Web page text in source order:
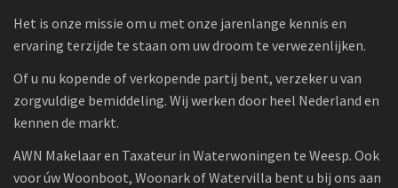
Het is onze missie om u met onze jarenlange kennis en
ervaring terzijde te staan om uw droom te verwezenlijken.
Of u nu kopende of verkopende partij bent, verzeker u van
zorgvuldige bemiddeling. Wij werken door heel Nederland en
kennen de markt.
AWN Makelaar en Taxateur in Waterwoningen te Weesp. Ook
voor úw Woonboot, Woonark of Watervilla bent u bij ons aan